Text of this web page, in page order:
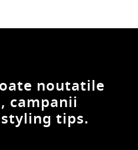
noutatile
campanii
tips.